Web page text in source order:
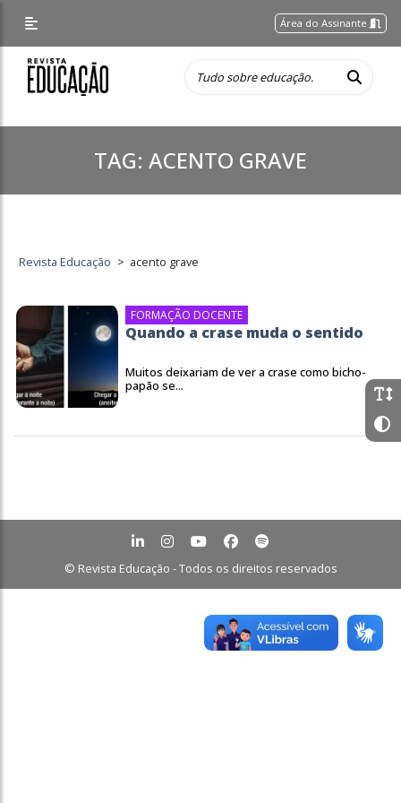
Área do Assinante
TAG: ACENTO GRAVE
Revista Educação > acento grave
FORMAÇÃO DOCENTE
Quando a crase muda o sentido
Muitos deixariam de ver a crase como bicho-
papão se...
© Revista Educação - Todos os direitos reservados